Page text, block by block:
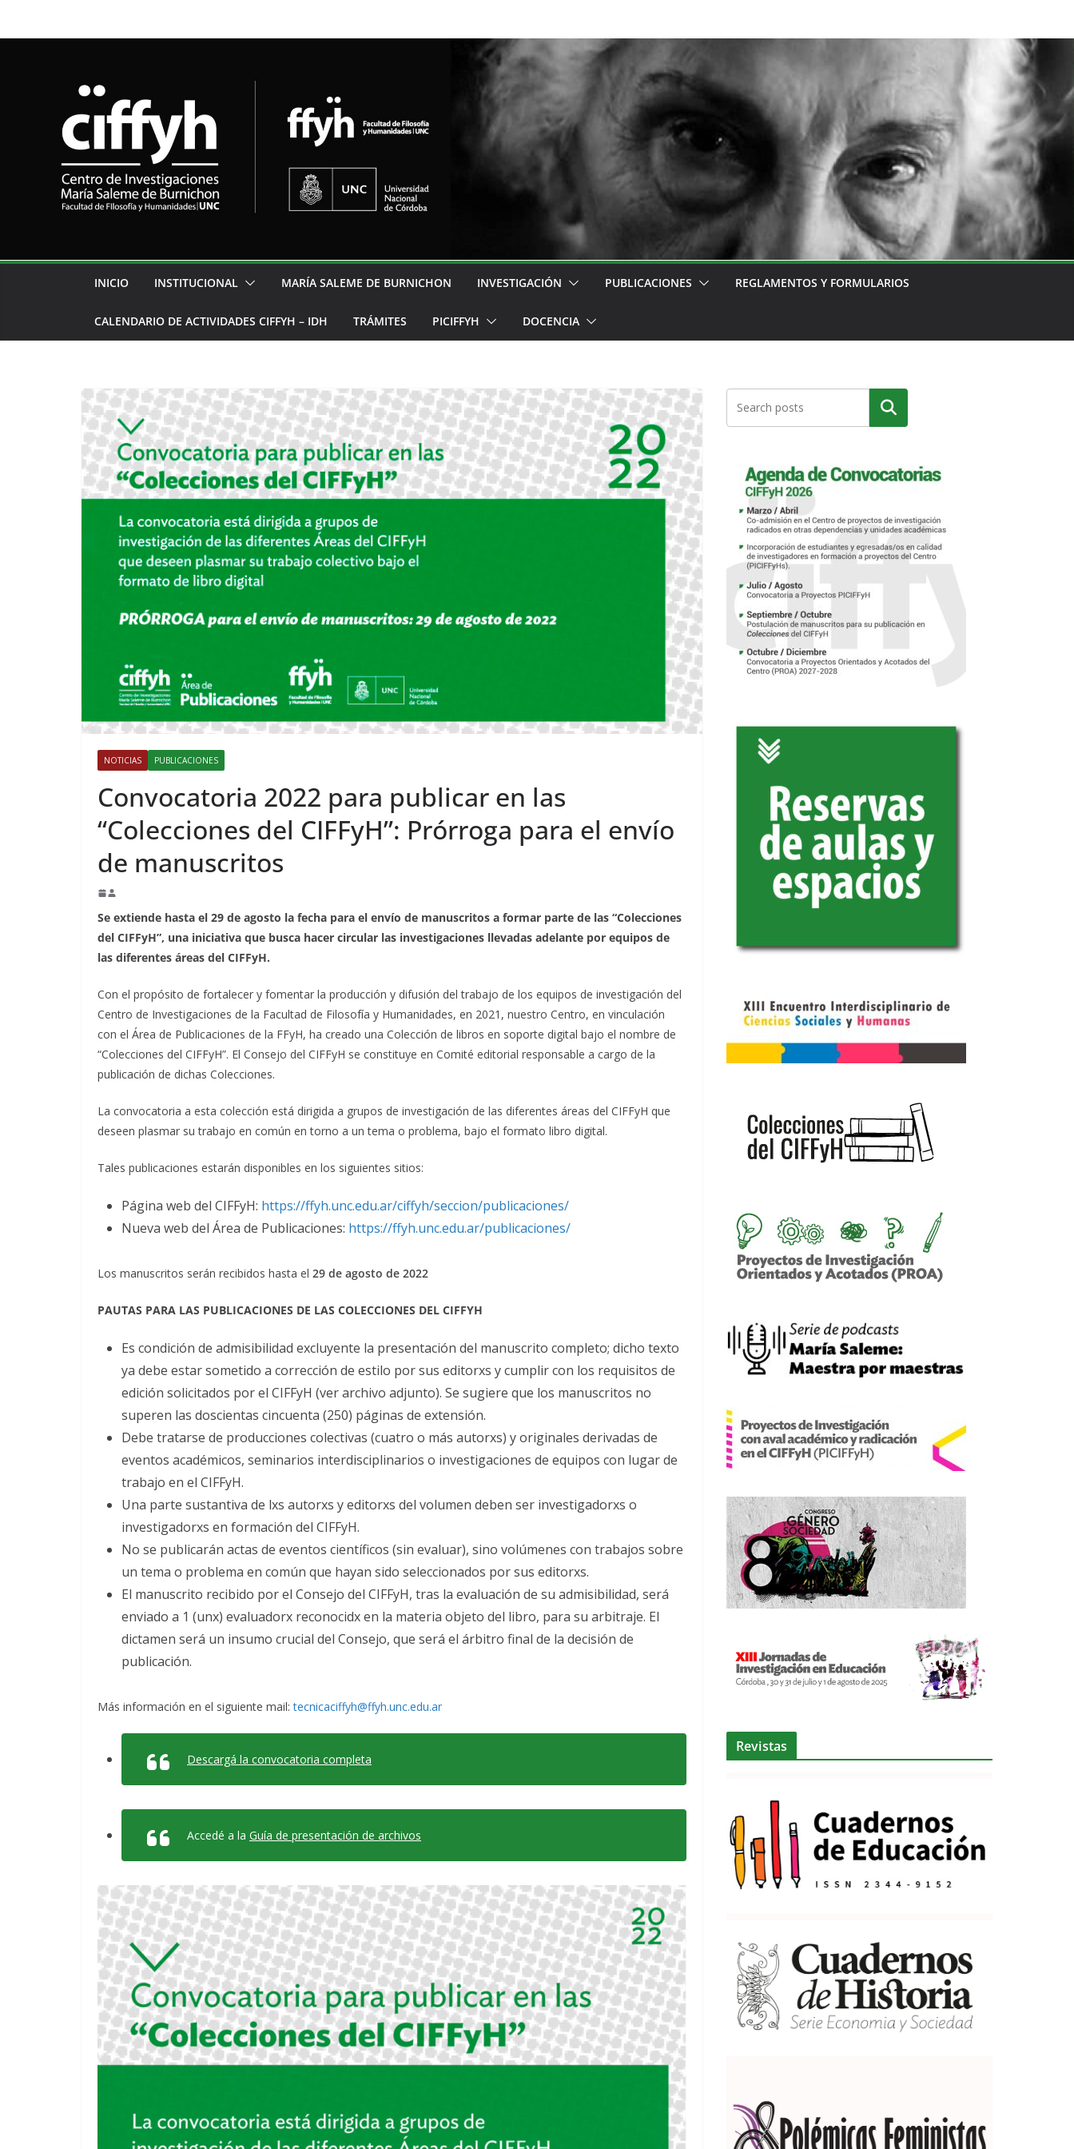
INICIO INSTITUCIONAL MARÍA SALEME DE BURNICHON INVESTIGACIÓN PUBLICACIONES REGLAMENTOS Y FORMULARIOS
CALENDARIO DE ACTIVIDADES CIFFYH – IDH TRÁMITES PICIFFYH DOCENCIA
NOTICIAS PUBLICACIONES
Convocatoria 2022 para publicar en las
“Colecciones del CIFFyH”: Prórroga para el envío
de manuscritos
Se extiende hasta el 29 de agosto la fecha para el envío de manuscritos a formar parte de las “Colecciones
del CIFFyH”, una iniciativa que busca hacer circular las investigaciones llevadas adelante por equipos de
las diferentes áreas del CIFFyH.
Con el propósito de fortalecer y fomentar la producción y difusión del trabajo de los equipos de investigación del
Centro de Investigaciones de la Facultad de Filosofía y Humanidades, en 2021, nuestro Centro, en vinculación
con el Área de Publicaciones de la FFyH, ha creado una Colección de libros en soporte digital bajo el nombre de
“Colecciones del CIFFyH”. El Consejo del CIFFyH se constituye en Comité editorial responsable a cargo de la
publicación de dichas Colecciones.
La convocatoria a esta colección está dirigida a grupos de investigación de las diferentes áreas del CIFFyH que
deseen plasmar su trabajo en común en torno a un tema o problema, bajo el formato libro digital.
Tales publicaciones estarán disponibles en los siguientes sitios:
Página web del CIFFyH: https://ffyh.unc.edu.ar/ciffyh/seccion/publicaciones/
Nueva web del Área de Publicaciones: https://ffyh.unc.edu.ar/publicaciones/
Los manuscritos serán recibidos hasta el 29 de agosto de 2022
PAUTAS PARA LAS PUBLICACIONES DE LAS COLECCIONES DEL CIFFYH
Es condición de admisibilidad excluyente la presentación del manuscrito completo; dicho texto
ya debe estar sometido a corrección de estilo por sus editorxs y cumplir con los requisitos de
edición solicitados por el CIFFyH (ver archivo adjunto). Se sugiere que los manuscritos no
superen las doscientas cincuenta (250) páginas de extensión.
Debe tratarse de producciones colectivas (cuatro o más autorxs) y originales derivadas de
eventos académicos, seminarios interdisciplinarios o investigaciones de equipos con lugar de
trabajo en el CIFFyH.
Una parte sustantiva de lxs autorxs y editorxs del volumen deben ser investigadorxs o
investigadorxs en formación del CIFFyH.
No se publicarán actas de eventos científicos (sin evaluar), sino volúmenes con trabajos sobre
un tema o problema en común que hayan sido seleccionados por sus editorxs.
El manuscrito recibido por el Consejo del CIFFyH, tras la evaluación de su admisibilidad, será
enviado a 1 (unx) evaluadorx reconocidx en la materia objeto del libro, para su arbitraje. El
dictamen será un insumo crucial del Consejo, que será el árbitro final de la decisión de
publicación.
Más información en el siguiente mail:tecnicaciffyh@ffyh.unc.edu.ar
Descargá la convocatoria completa
Accedé a la Guía de presentación de archivos
Buscar
Revistas